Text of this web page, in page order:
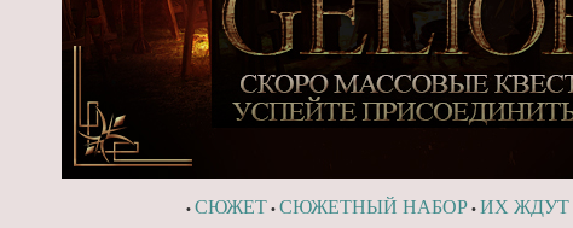
•СЮЖЕТ •СЮЖЕТНЫЙ НАБОР • ИХ ЖДУТ